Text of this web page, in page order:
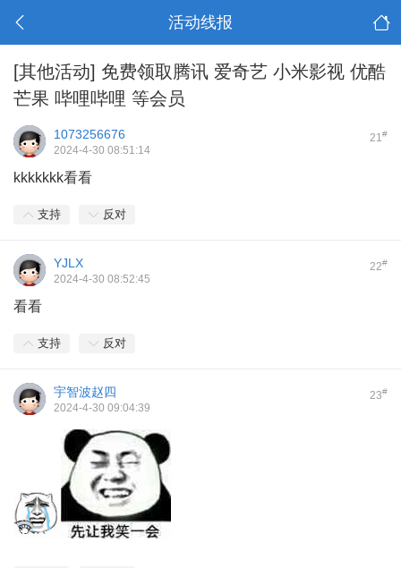
活动线报
[其他活动] 免费领取腾讯 爱奇艺 小米影视 优酷
芒果 哔哩哔哩 等会员
21#
1073256676
2024-4-30 08:51:14
kkkkkkk看看
支持 反对
22#
YJLX
2024-4-30 08:52:45
看看
支持 反对
23#
宇智波赵四
2024-4-30 09:04:39